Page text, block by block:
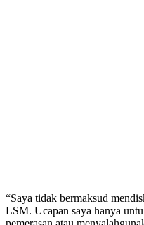
“Saya tidak bermaksud
LSM. Ucapan saya hanya